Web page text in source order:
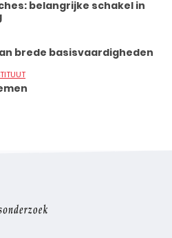
belangrijke schakel in
brede basisvaardigheden